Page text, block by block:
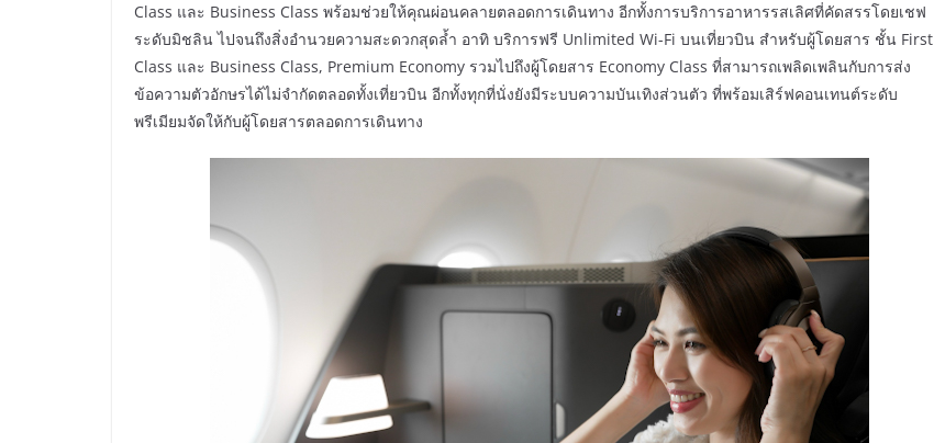
Class และ Business Class พร้อมช่วยให้คุณผ่อนคลายตลอดการเดินทาง อีกทั้งการบริการอาหารรสเลิศที่คัดสรรโดยเชฟ
ระดับมิชลิน ไปจนถึงสิ่งอำนวยความสะดวกสุดล้ำ อาทิ บริการฟรี Unlimited Wi-Fi บนเที่ยวบิน สำหรับผู้โดยสาร ชั้น First
Class และ Business Class, Premium Economy รวมไปถึงผู้โดยสาร Economy Class ที่สามารถเพลิดเพลินกับการส่ง
ข้อความตัวอักษรได้ไม่จำกัดตลอดทั้งเที่ยวบิน อีกทั้งทุกที่นั่งยังมีระบบความบันเทิงส่วนตัว ที่พร้อมเสิร์ฟคอนเทนต์ระดับ
พรีเมียมจัดให้กับผู้โดยสารตลอดการเดินทาง